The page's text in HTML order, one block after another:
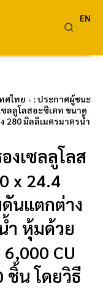
EN
ศไทย
: ประกาศผู้ชนะ
ลลูโลสอะซิเตท ขนาด
280 มิลลิเมตรมาตรน้ำ
งเซลลูโลส
x 24.4
นแตกต่าง
ำ หุ้มด้วย
CU
ชิ้น โดยวิธี